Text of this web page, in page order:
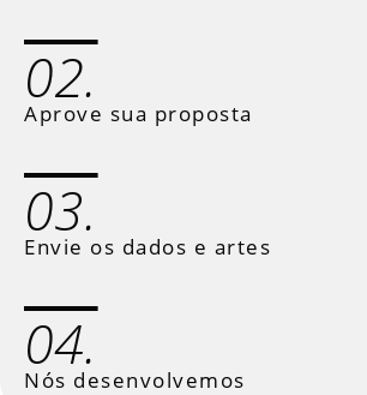
02.
Aprove sua proposta
03.
Envie os dados e artes
04.
Nós desenvolvemos